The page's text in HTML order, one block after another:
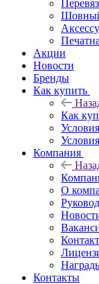
Акции
Новости
Бренды
Как купить
Как
Компания
О
Контакты